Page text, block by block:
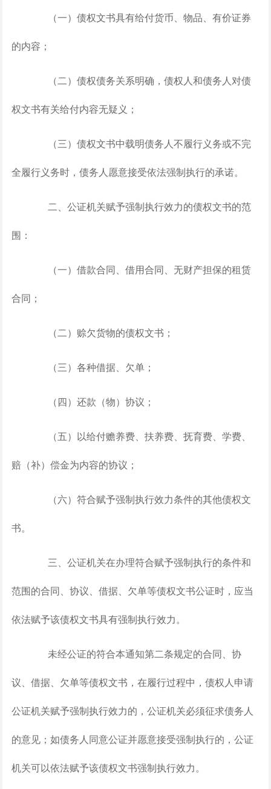
（一）债权文书具有给付货币、物品、有价证券
的内容；
（二）债权债务关系明确，债权人和债务人对债
权文书有关给付内容无疑义；
（三）债权文书中载明债务人不履行义务或不完
全履行义务时，债务人愿意接受依法强制执行的承诺。
二、公证机关赋予强制执行效力的债权文书的范
围：
（一）借款合同、借用合同、无财产担保的租赁
合同；
（二）赊欠货物的债权文书；
（三）各种借据、欠单；
（四）还款（物）协议；
（五）以给付赡养费、扶养费、抚育费、学费、
赔（补）偿金为内容的协议；
（六）符合赋予强制执行效力条件的其他债权文
书。
三、公证机关在办理符合赋予强制执行的条件和
范围的合同、协议、借据、欠单等债权文书公证时，应当
依法赋予该债权文书具有强制执行效力。
未经公证的符合本通知第二条规定的合同、协
议、借据、欠单等债权文书，在履行过程中，债权人申请
公证机关赋予强制执行效力的，公证机关必须征求债务人
的意见；如债务人同意公证并愿意接受强制执行的，公证
机关可以依法赋予该债权文书强制执行效力。